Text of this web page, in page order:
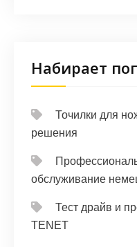
Набирает
Точилки для
решения
обслуживание
Тест драйв и
TENET